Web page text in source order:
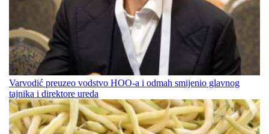
Varvodić preuzeo vodstvo HOO-a i odmah smijenio glavnog
tajnika i direktore ureda